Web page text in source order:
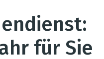
für Sie